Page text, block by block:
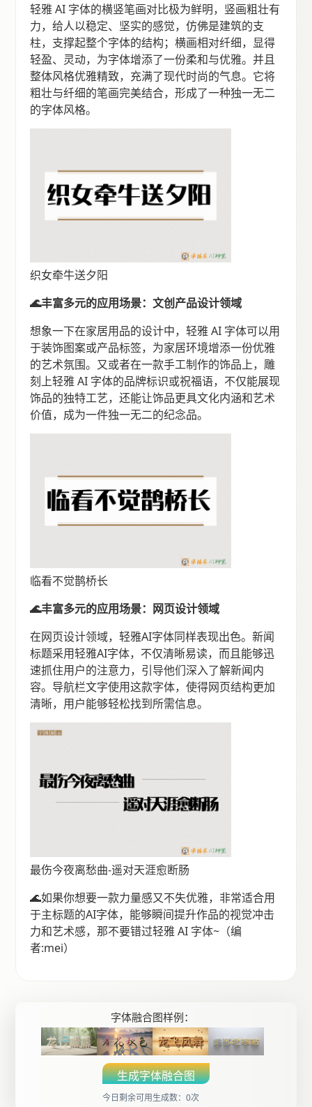
轻雅 AI 字体的横竖笔画对比极为鲜明，竖画粗壮有
力，给人以稳定、坚实的感觉，仿佛是建筑的支
柱，支撑起整个字体的结构；横画相对纤细，显得
轻盈、灵动，为字体增添了一份柔和与优雅。并且
整体风格优雅精致，充满了现代时尚的气息。它将
粗壮与纤细的笔画完美结合，形成了一种独一无二
的字体风格。
织女牵牛送夕阳
🌊丰富多元的应用场景：文创产品设计领域
想象一下在家居用品的设计中，轻雅 AI 字体可以用
于装饰图案或产品标签，为家居环境增添一份优雅
的艺术氛围。又或者在一款手工制作的饰品上，雕
刻上轻雅 AI 字体的品牌标识或祝福语，不仅能展现
饰品的独特工艺，还能让饰品更具文化内涵和艺术
价值，成为一件独一无二的纪念品。
临看不觉鹊桥长
🌊丰富多元的应用场景：网页设计领域
在网页设计领域，轻雅AI字体同样表现出色。新闻
标题采用轻雅AI字体，不仅清晰易读，而且能够迅
速抓住用户的注意力，引导他们深入了解新闻内
容。导航栏文字使用这款字体，使得网页结构更加
清晰，用户能够轻松找到所需信息。
最伤今夜离愁曲-遥对天涯愈断肠
🌊如果你想要一款力量感又不失优雅，非常适合用
于主标题的AI字体，能够瞬间提升作品的视觉冲击
力和艺术感，那不要错过轻雅 AI 字体~（编
者:mei）
字体融合图样例：
生成字体融合图
今日剩余可用生成数：0次